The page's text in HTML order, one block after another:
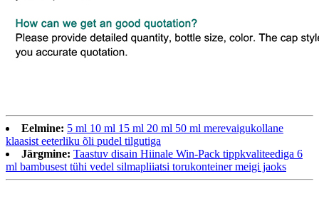
Eelmine: 5 ml 10 ml 15 ml 20 ml 50 ml merevaigukollane
klaasist eeterliku õli pudel tilgutiga
Järgmine: Taastuv disain Hiinale Win-Pack tippkvaliteediga 6
ml bambusest tühi vedel silmapliiatsi torukonteiner meigi jaoks